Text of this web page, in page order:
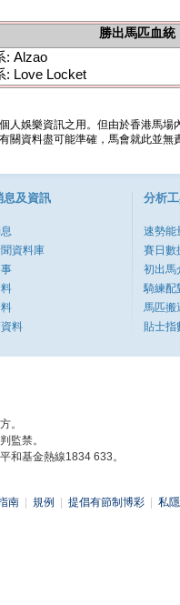
勝出馬匹血統
: Alzao
: Love Locket
人娛樂資訊之用。但由於香港馬
關資料盡可能準確，馬會就此並
息及資訊
資料庫
料
分析
速勢能
賽日數
初出馬
騎練配
馬匹搬
貼士指
。
監禁。
和基金熱線1834 633。
南 規例 提倡有節制博彩 私